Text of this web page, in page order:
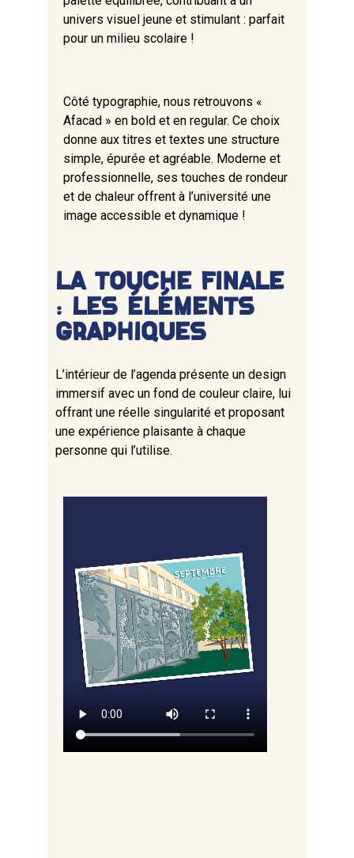
univers visuel jeune et stimulant : parfait
pour un milieu scolaire !
Côté typographie, nous retrouvons «
Afacad » en bold et en regular. Ce choix
donne aux titres et textes une structure
simple, épurée et agréable. Moderne et
professionnelle, ses touches de rondeur
et de chaleur offrent à l’université une
image accessible et dynamique !
LA TOUCHE FINALE
: LES ÉLÉMENTS
GRAPHIQUES
L’intérieur de l’agenda présente un design
immersif avec un fond de couleur claire, lui
offrant une réelle singularité et proposant
une expérience plaisante à chaque
personne qui l’utilise.